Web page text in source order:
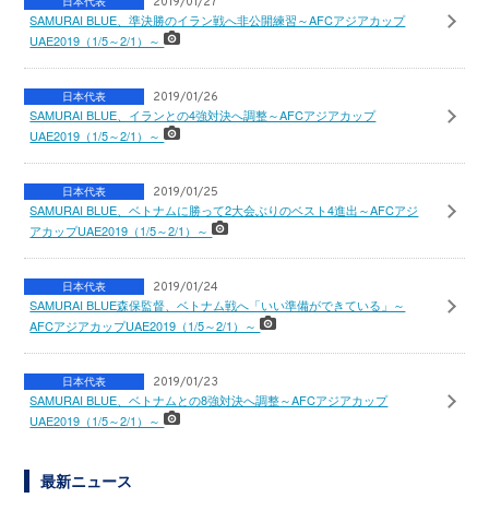
SAMURAI BLUE、準決勝のイラン戦へ非公開練習～AFCアジアカップ
UAE2019（1/5～2/1）～
日本代表 2019/01/26
SAMURAI BLUE、イランとの4強対決へ調整～AFCアジアカップ
UAE2019（1/5～2/1）～
日本代表 2019/01/25
SAMURAI BLUE、ベトナムに勝って2大会ぶりのベスト4進出～AFCアジ
アカップUAE2019（1/5～2/1）～
日本代表 2019/01/24
SAMURAI BLUE森保監督、ベトナム戦へ「いい準備ができている」～
AFCアジアカップUAE2019（1/5～2/1）～
日本代表 2019/01/23
SAMURAI BLUE、ベトナムとの8強対決へ調整～AFCアジアカップ
UAE2019（1/5～2/1）～
最新ニュース